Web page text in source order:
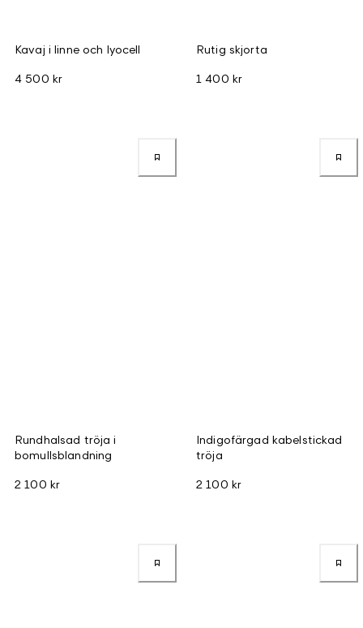
Kavaj i linne och lyocell
4 500 kr
Rutig skjorta
1 400 kr
Rundhalsad tröja i
bomullsblandning
2 100 kr
Indigofärgad kabelstickad
tröja
2 100 kr